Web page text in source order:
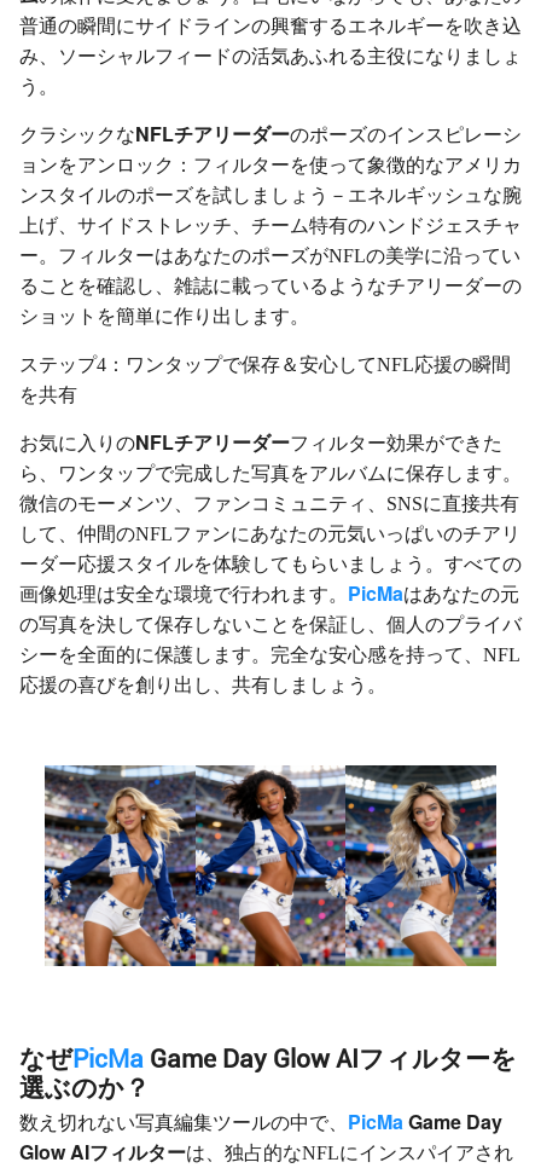
普通の瞬間にサイドラインの興奮するエネルギーを吹き込
み、ソーシャルフィードの活気あふれる主役になりましょ
う。
クラシックなNFLチアリーダーのポーズのインスピレーシ
ョンをアンロック：フィルターを使って象徴的なアメリカ
ンスタイルのポーズを試しましょう－エネルギッシュな腕
上げ、サイドストレッチ、チーム特有のハンドジェスチャ
ー。フィルターはあなたのポーズがNFLの美学に沿ってい
ることを確認し、雑誌に載っているようなチアリーダーの
ショットを簡単に作り出します。
ステップ4：ワンタップで保存＆安心してNFL応援の瞬間
を共有
お気に入りのNFLチアリーダーフィルター効果ができた
ら、ワンタップで完成した写真をアルバムに保存します。
微信のモーメンツ、ファンコミュニティ、SNSに直接共有
して、仲間のNFLファンにあなたの元気いっぱいのチアリ
ーダー応援スタイルを体験してもらいましょう。すべての
画像処理は安全な環境で行われます。 PicMaはあなたの元
の写真を決して保存しないことを保証し、個人のプライバ
シーを全面的に保護します。完全な安心感を持って、NFL
応援の喜びを創り出し、共有しましょう。
なぜPicMa Game Day Glow AIフィルターを
選ぶのか？
数え切れない写真編集ツールの中で、 PicMaGame Day
Glow AIフィルターは、独占的なNFLにインスパイアされ